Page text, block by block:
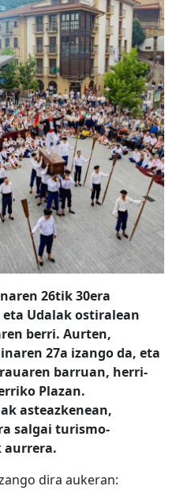
26tik 30era
Udalak ostiralean
berri. Aurten,
27a izango da, eta
barruan, herri-
Plazan.
asteazkenean,
salgai turismo-
aurrera.
dira aukeran: